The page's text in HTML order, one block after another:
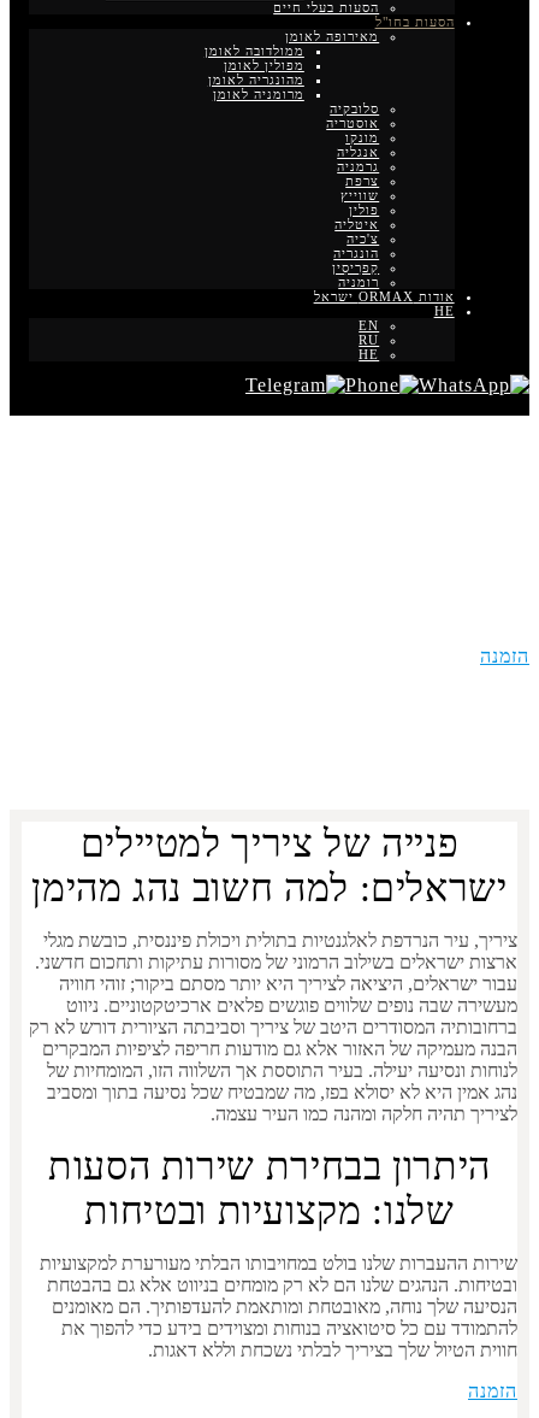
הסעות בעלי חיים
הסעות בחו"ל
מאירופה לאומן
ממולדובה לאומן
מפולין לאומן
מהונגריה לאומן
מרומניה לאומן
סלובקיה
אוסטריה
מונקו
אנגליה
גרמניה
צרפת
שווייץ
פולין
איטליה
צ'כיה
הונגריה
קַפרִיסִין
רומניה
אודות ORMAX ישראל
HE
EN
RU
HE
הזמנה
פנייה של ציריך למטיילים
ישראלים: למה חשוב נהג מהימן
ציריך, עיר הנרדפת לאלגנטיות בתולית ויכולת פיננסית, כובשת מגלי
ארצות ישראלים בשילוב הרמוני של מסורות עתיקות ותחכום חדשני.
עבור ישראלים, היציאה לציריך היא יותר מסתם ביקור; זוהי חוויה
מעשירה שבה נופים שלווים פוגשים פלאים ארכיטקטוניים. ניווט
ברחובותיה המסודרים היטב של ציריך וסביבתה הציורית דורש לא רק
הבנה מעמיקה של האזור אלא גם מודעות חריפה לציפיות המבקרים
לנוחות ונסיעה יעילה. בעיר התוססת אך השלווה הזו, המומחיות של
נהג אמין היא לא יסולא בפז, מה שמבטיח שכל נסיעה בתוך ומסביב
לציריך תהיה חלקה ומהנה כמו העיר עצמה.
היתרון בבחירת שירות הסעות
שלנו: מקצועיות ובטיחות
שירות ההעברות שלנו בולט במחויבותו הבלתי מעורערת למקצועיות
ובטיחות. הנהגים שלנו הם לא רק מומחים בניווט אלא גם בהבטחת
הנסיעה שלך נוחה, מאובטחת ומותאמת להעדפותיך. הם מאומנים
להתמודד עם כל סיטואציה בנוחות ומצוידים בידע כדי להפוך את
חווית הטיול שלך בציריך לבלתי נשכחת וללא דאגות.
הזמנה